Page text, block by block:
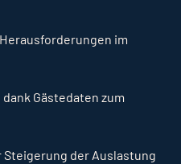
im
Gästedaten zum
der Auslastung